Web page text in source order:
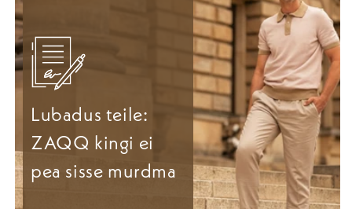
Lubadus teile:
ZAQQ kingi ei
pea sisse murdma